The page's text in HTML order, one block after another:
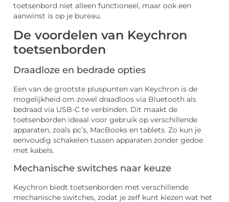
toetsenbord niet alleen functioneel, maar ook een
aanwinst is op je bureau.
De voordelen van Keychron
toetsenborden
Draadloze en bedrade opties
Een van de grootste pluspunten van Keychron is de
mogelijkheid om zowel draadloos via Bluetooth als
bedraad via USB-C te verbinden. Dit maakt de
toetsenborden ideaal voor gebruik op verschillende
apparaten, zoals pc’s, MacBooks en tablets. Zo kun je
eenvoudig schakelen tussen apparaten zonder gedoe
met kabels.
Mechanische switches naar keuze
Keychron biedt toetsenborden met verschillende
mechanische switches, zodat je zelf kunt kiezen wat het